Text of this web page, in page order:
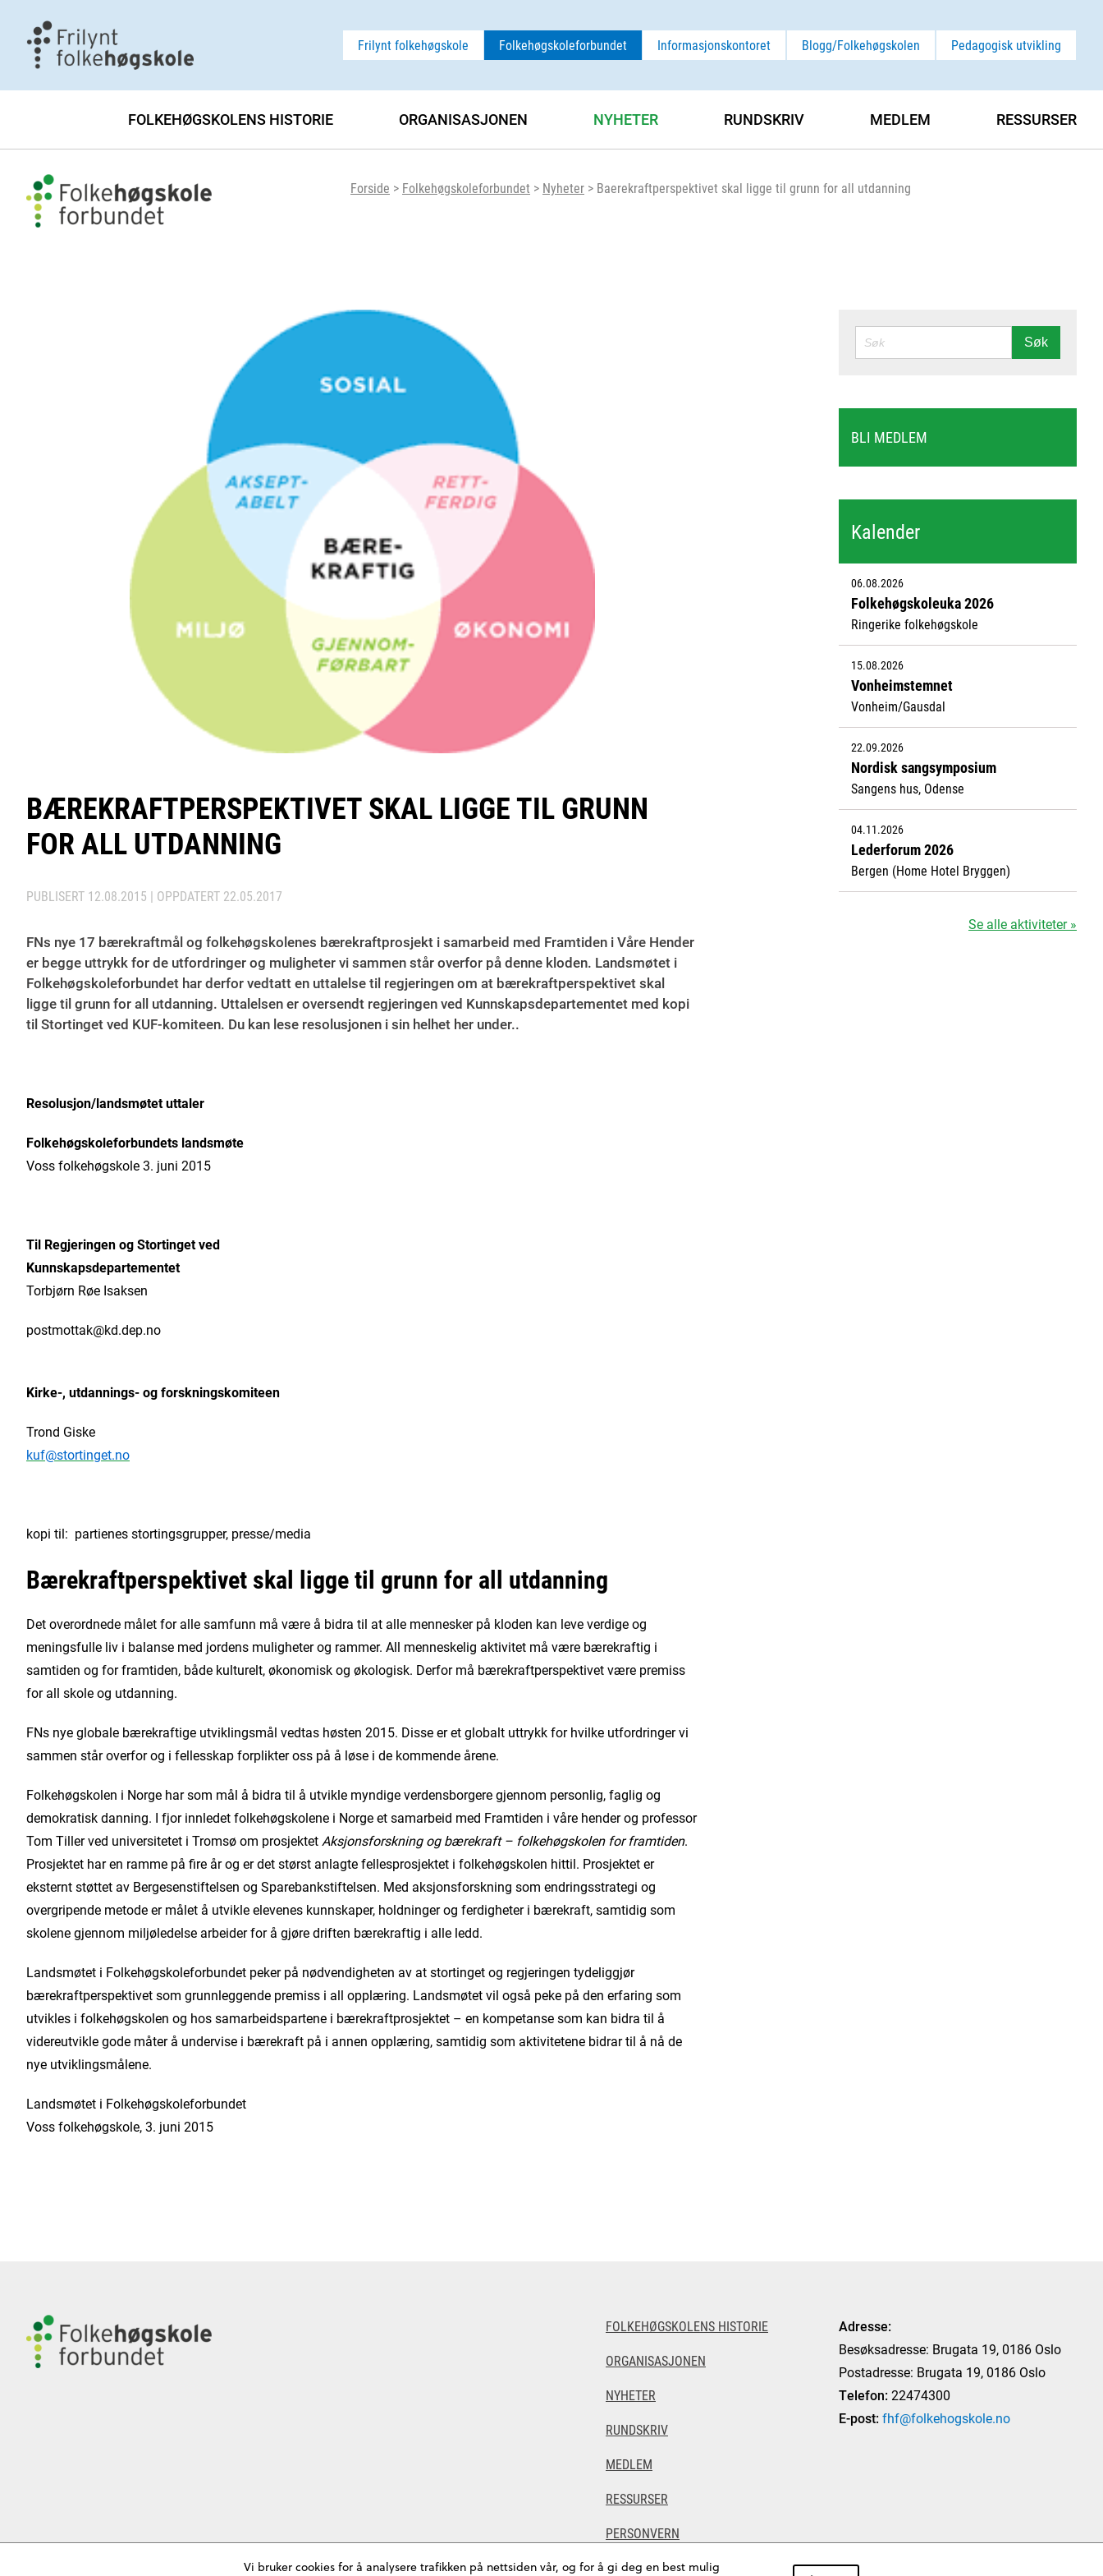
Frilynt folkehøgskole Folkehøgskoleforbundet Informasjonskontoret Blogg/Folkehøgskolen Pedagogisk utvikling
Forside > Folkehøgskoleforbundet > Nyheter > Baerekraftperspektivet skal ligge til grunn for all utdanning
FOLKEHØGSKOLENS HISTORIE ORGANISASJONEN NYHETER RUNDSKRIV MEDLEM RESSURSER
BÆREKRAFTPERSPEKTIVET SKAL LIGGE TIL GRUNN
FOR ALL UTDANNING
PUBLISERT 12.08.2015 | OPPDATERT 22.05.2017
FNs nye 17 bærekraftmål og folkehøgskolenes bærekraftprosjekt i samarbeid med Framtiden i Våre Hender
er begge uttrykk for de utfordringer og muligheter vi sammen står overfor på denne kloden. Landsmøtet i
Folkehøgskoleforbundet har derfor vedtatt en uttalelse til regjeringen om at bærekraftperspektivet skal
ligge til grunn for all utdanning. Uttalelsen er oversendt regjeringen ved Kunnskapsdepartementet med kopi
til Stortinget ved KUF-komiteen. Du kan lese resolusjonen i sin helhet her under..
Resolusjon/landsmøtet uttaler
Folkehøgskoleforbundets landsmøte
Voss folkehøgskole 3. juni 2015
Til Regjeringen og Stortinget ved
Kunnskapsdepartementet
Torbjørn Røe Isaksen
postmottak@kd.dep.no
Kirke-, utdannings- og forskningskomiteen
Trond Giske
kuf@stortinget.no
kopi til: partienes stortingsgrupper, presse/media
Bærekraftperspektivet skal ligge til grunn for all utdanning
Det overordnede målet for alle samfunn må være å bidra til at alle mennesker på kloden kan leve verdige og
meningsfulle liv i balanse med jordens muligheter og rammer. All menneskelig aktivitet må være bærekraftig i
samtiden og for framtiden, både kulturelt, økonomisk og økologisk. Derfor må bærekraftperspektivet være premiss
for all skole og utdanning.
FNs nye globale bærekraftige utviklingsmål vedtas høsten 2015. Disse er et globalt uttrykk for hvilke utfordringer vi
sammen står overfor og i fellesskap forplikter oss på å løse i de kommende årene.
Folkehøgskolen i Norge har som mål å bidra til å utvikle myndige verdensborgere gjennom personlig, faglig og
demokratisk danning. I fjor innledet folkehøgskolene i Norge et samarbeid med Framtiden i våre hender og professor
Tom Tiller ved universitetet i Tromsø om prosjektet Aksjonsforskning og bærekraft – folkehøgskolen for framtiden.
Prosjektet har en ramme på fire år og er det størst anlagte fellesprosjektet i folkehøgskolen hittil. Prosjektet er
eksternt støttet av Bergesenstiftelsen og Sparebankstiftelsen. Med aksjonsforskning som endringsstrategi og
overgripende metode er målet å utvikle elevenes kunnskaper, holdninger og ferdigheter i bærekraft, samtidig som
skolene gjennom miljøledelse arbeider for å gjøre driften bærekraftig i alle ledd.
Landsmøtet i Folkehøgskoleforbundet peker på nødvendigheten av at stortinget og regjeringen tydeliggjør
bærekraftperspektivet som grunnleggende premiss i all opplæring. Landsmøtet vil også peke på den erfaring som
utvikles i folkehøgskolen og hos samarbeidspartene i bærekraftprosjektet – en kompetanse som kan bidra til å
videreutvikle gode måter å undervise i bærekraft på i annen opplæring, samtidig som aktivitetene bidrar til å nå de
nye utviklingsmålene.
Landsmøtet i Folkehøgskoleforbundet
Voss folkehøgskole, 3. juni 2015
SØK Søk
BLI MEDLEM
Kalender
06.08.2026
Folkehøgskoleuka 2026
Ringerike folkehøgskole
15.08.2026
Vonheimstemnet
Vonheim/Gausdal
22.09.2026
Nordisk sangsymposium
Sangens hus, Odense
04.11.2026
Lederforum 2026
Bergen (Home Hotel Bryggen)
Se alle aktiviteter »
FOLKEHØGSKOLENS HISTORIE
ORGANISASJONEN
NYHETER
RUNDSKRIV
MEDLEM
RESSURSER
PERSONVERN
Adresse:
Besøksadresse: Brugata 19, 0186 Oslo
Postadresse: Brugata 19, 0186 Oslo
Telefon: 22474300
E-post: fhf@folkehogskole.no
Vi bruker cookies for å analysere trafikken på nettsiden vår, og for å gi deg en best mulig